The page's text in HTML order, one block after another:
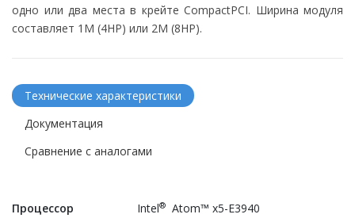
одно или два места в крейте CompactPCI. Ширина модуля
составляет 1М (4HP) или 2M (8HP).
Технические характеристики
Документация
Сравнение с аналогами
Процессор Intel® Atom™ x5-E3940